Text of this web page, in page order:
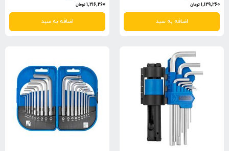
1,129,260تومان
اضافه به سبد
1,216,260تومان
اضافه به سبد